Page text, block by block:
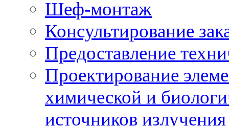
Шеф-монтаж
Консультирование
Предоставление
Проектирование
химической и
источников излучения